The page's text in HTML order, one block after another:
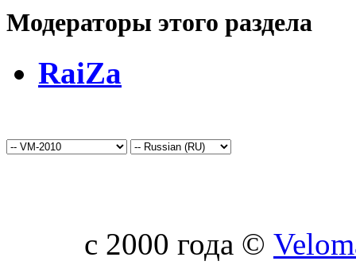
Модераторы этого раздела
RaiZa
c 2000 года ©